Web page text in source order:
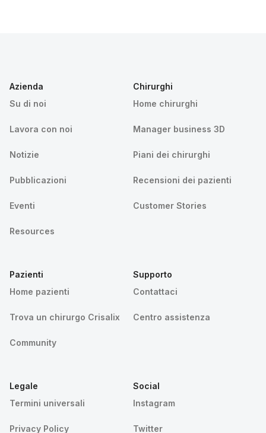
Azienda
Su di noi
Lavora con noi
Notizie
Pubblicazioni
Eventi
Resources
Chirurghi
Home chirurghi
Manager business 3D
Piani dei chirurghi
Recensioni dei pazienti
Customer Stories
Pazienti
Home pazienti
Trova un chirurgo Crisalix
Community
Supporto
Contattaci
Centro assistenza
Legale
Termini universali
Privacy Policy
Social
Instagram
Twitter